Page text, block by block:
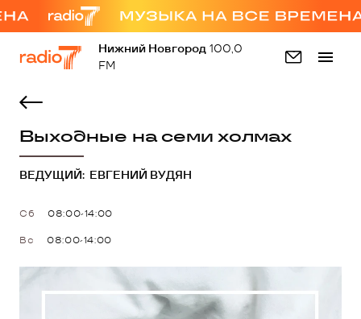
Нижний Новгород 100,0
FM
Выходные на семи холмах
ВЕДУЩИЙ: ЕВГЕНИЙ ВУДЯН
Сб 08:00-14:00
Вс 08:00-14:00